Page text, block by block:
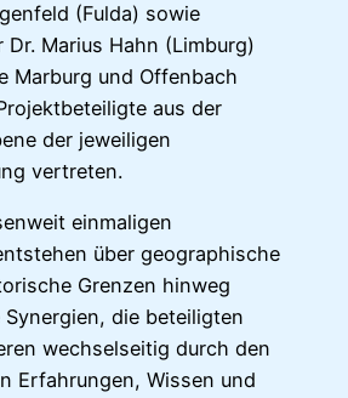
(Fulda) sowie
Dr. Marius Hahn (Limburg)
Marburg und Offenbach
aus der
der jeweiligen
vertreten.
einmaligen
über geographische
Grenzen hinweg
die beteiligten
wechselseitig durch den
Erfahrungen, Wissen und